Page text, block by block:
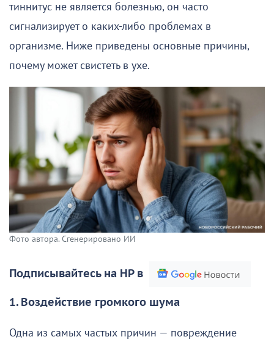
тиннитус не является болезнью, он часто
сигнализирует о каких-либо проблемах в
организме. Ниже приведены основные причины,
почему может свистеть в ухе.
Фото автора. Сгенерировано ИИ
Подписывайтесь на НР в
1. Воздействие громкого шума
Одна из самых частых причин — повреждение